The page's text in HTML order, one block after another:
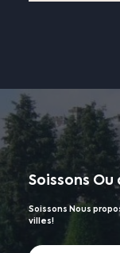
Soissons Ou
Soissons Nous
villes!